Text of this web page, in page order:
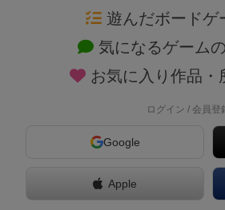
対象年齢を指定します。遊んだボードゲ
気になるゲーム
お気に入り作品・
ログイン / 会員登
Google
Apple